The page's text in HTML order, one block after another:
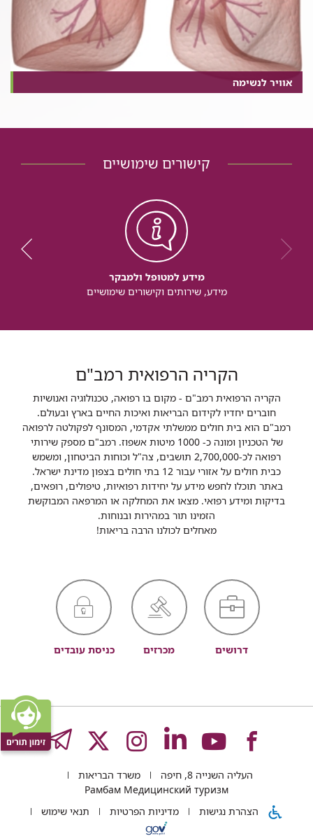
אוויר לנשימה
קישורים שימושיים
מידע למטופל ולמבקר
מידע, שירותים וקישורים שימושיים
הקריה הרפואית רמב"ם
הקריה הרפואית רמב"ם - מקום בו רפואה, טכנולוגיה ואנושיות
חוברים יחדיו לקידום הבריאות ואיכות החיים בארץ ובעולם.
רמב"ם הוא בית חולים ממשלתי אקדמי, המסונף לפקולטה לרפואה
של הטכניון ומונה כ- 1000 מיטות אשפוז. רמב"ם מספק שירותי
רפואה לכ-2,700,000 תושבים, צה"ל וכוחות הביטחון, ומשמש
כבית חולים על אזורי עבור 12 בתי חולים בצפון מדינת ישראל.
באתר תוכלו לחפש מידע על יחידות רפואיות, טיפולים, רופאים,
בדיקות ומידע רפואי. מצאו את המחלקה או המרפאה המבוקשת
הזמינו תור במהירות ובנוחות.
מאחלים לכולנו הרבה בריאות!
דרושים מכרזים כניסת עובדים
לעמוד
של
לעמוד
של
לעמוד
של
לעמוד
של
לעמוד
של
העליה השנייה 8, חיפה
משרד הבריאות
Рамбам Медицинский туризм
הצהרת נגישות
מדיניות הפרטיות תנאי שימוש